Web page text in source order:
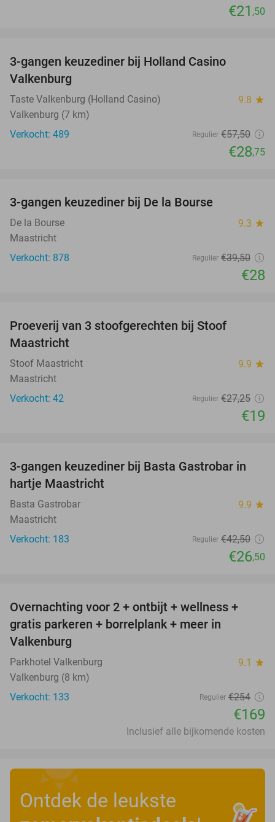
€21 ,50
3-gangen keuzediner bij Holland Casino
Valkenburg
Taste Valkenburg (Holland Casino) 9.8 star
Valkenburg (7 km)
Verkocht: 489
Regulier €57,50
€28,75
3-gangen keuzediner bij De la Bourse
De la Bourse 9.3 star
Maastricht
Verkocht: 878
Regulier €39,50
€28
Proeverij van 3 stoofgerechten bij Stoof
Maastricht
Stoof Maastricht 9.9 star
Maastricht
Verkocht: 42
Regulier €27,25
€19
38%
3-gangen keuzediner bij Basta Gastrobar in
hartje Maastricht
Basta Gastrobar 9.9 star
Maastricht
Verkocht: 183
Regulier €42,50
€26,50
33%
Overnachting voor 2 + ontbijt + wellness +
gratis parkeren + borrelplank + meer in
Valkenburg
Parkhotel Valkenburg 9.1 star
Valkenburg (8 km)
Verkocht: 133
Regulier €254
€169
Inclusief alle bijkomende kosten
Ontdek de leukste